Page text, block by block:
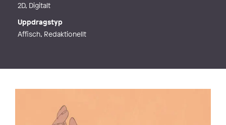
2D, Digitalt
Uppdragstyp
Affisch, Redaktionellt